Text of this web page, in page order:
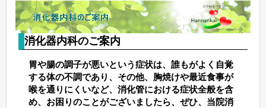
消化器内科のご案内
胃や腸の調⼦が悪いという症状は、誰もがよく⾃覚
する体の不調であり、その他、胸焼けや最近⾷事が
喉を通りにくいなど、消化管における症状全般を含
め、お困りのことがございましたら、ぜひ、当院消